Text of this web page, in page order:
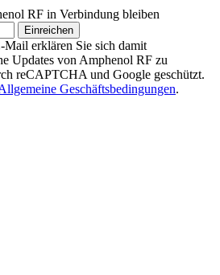
RF in Verbindung bleiben
Einreichen
erklären Sie sich damit
Updates von Amphenol RF zu
reCAPTCHA und Google geschützt.
Geschäftsbedingungen.